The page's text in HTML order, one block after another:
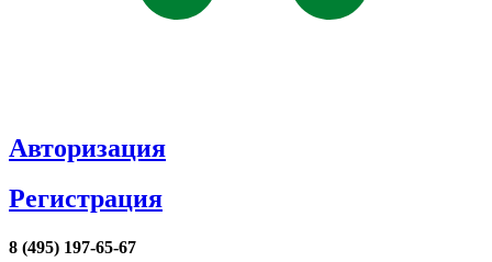
Авторизация
Регистрация
8 (495) 197-65-67